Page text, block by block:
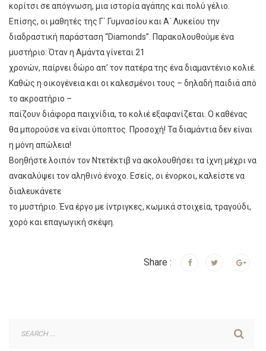
κορίτσι σε απόγνωση, μια ιστορία αγάπης και πολύ γέλιο.
Επίσης, οι μαθητές της Γ΄ Γυμνασίου και Α΄ Λυκείου την
διαδραστική παράσταση “Diamonds”. Παρακολουθούμε ένα
μυστήριο: Όταν η Αμάντα γίνεται 21
χρονών, παίρνει δώρο απ’ τον πατέρα της ένα διαμαντένιο κολιέ.
Καθώς η οικογένεια και οι καλεσμένοι τους – δηλαδή παιδιά από
το ακροατήριο –
παίζουν διάφορα παιχνίδια, το κολιέ εξαφανίζεται. Ο καθένας
θα μπορούσε να είναι ύποπτος. Προσοχή! Τα διαμάντια δεν είναι
η μόνη απώλεια!
Βοηθήστε λοιπόν τον Ντετέκτιβ να ακολουθήσει τα ίχνη μέχρι να
ανακαλύψει τον αληθινό ένοχο. Εσείς, οι ένορκοι, καλείστε να
διαλευκάνετε
το μυστήριο. Ένα έργο με ίντριγκες, κωμικά στοιχεία, τραγούδι,
χορό και επαγωγική σκέψη.
Share :